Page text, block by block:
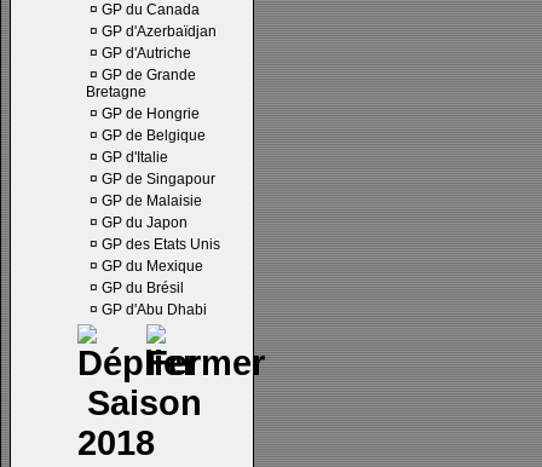
¤ GP du Canada
¤ GP d'Azerbaïdjan
¤ GP d'Autriche
¤ GP de Grande
Bretagne
¤ GP de Hongrie
¤ GP de Belgique
¤ GP d'Italie
¤ GP de Singapour
¤ GP de Malaisie
¤ GP du Japon
¤ GP des Etats Unis
¤ GP du Mexique
¤ GP du Brésil
¤ GP d'Abu Dhabi
Saison
2018